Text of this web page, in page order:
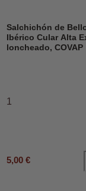
Salchichón de
Ibérico Cular Alta
loncheado, COVAP
1
5,00 €